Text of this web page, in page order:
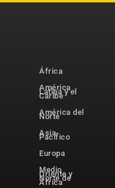
África
América
Latina y el
Caribe
América del
Norte
Asia-
Pacífico
Europa
Medio
Oriente y
Norte de
África